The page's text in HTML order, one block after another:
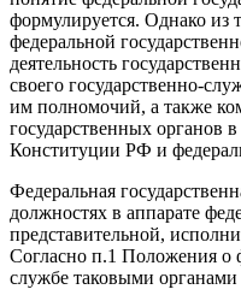
формулируется. Одна­ко из
федеральной
деятельность
своего государственно-
им полномочий, а также
государственных органов
Конституции РФ и
Федеральная
долж­ностях в аппарате
представительной,
Согласно п.1 Положения о
службе таковыми органами